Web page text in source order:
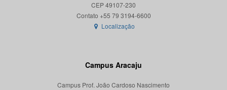
CEP 49107-230
Localização
Campus Aracaju
Campus Prof. João Cardoso Nascimento